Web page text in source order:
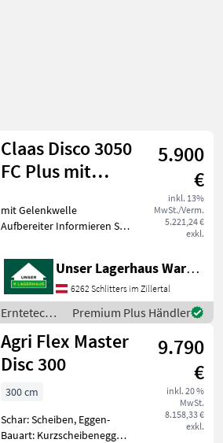
Claas Disco 3050
FC Plus mit
5.900
€
inkl. 13%
MwSt./Verm.
5.221,24 €
exkl.
mit Gelenkwelle
Aufbereiter Informieren Sie
telefonisch, ob die von
Ihnen angefragte
Gebrauchtmaschine aktuell
bei uns am am Lager st
Unser Lagerhaus Warenhandelsges.m.b.H.
6262 Schlitters im Zillertal
Erntetechnik
Grünland /
Claas
Premium Plus Händler
Agri Flex Master
Disc 300
9.790
€
inkl. 20 %
MwSt.
8.158,33 €
exkl.
300 cm
Schar: Scheiben, Eggen-
Bauart: Kurzscheibenegge,